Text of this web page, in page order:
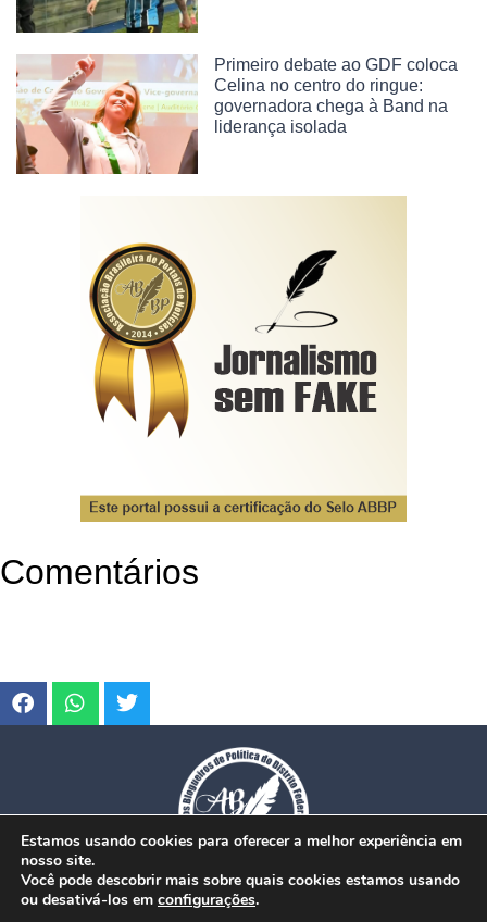
Primeiro debate ao GDF coloca
Celina no centro do ringue:
governadora chega à Band na
liderança isolada
Comentários
Estamos usando cookies para oferecer a melhor experiência em
nosso site.
Você pode descobrir mais sobre quais cookies estamos usando
ou desativá-los em configurações.